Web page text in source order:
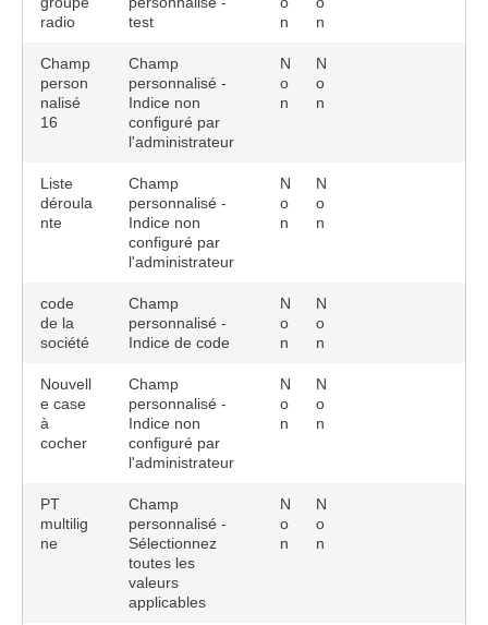
radio
test
n
n
Champ
person
nalisé
16
Champ
personnalisé -
Indice non
configuré par
l'administrateur
N
o
n
N
o
n
Liste
déroula
nte
Champ
personnalisé -
Indice non
configuré par
l'administrateur
N
o
n
N
o
n
code
de la
société
Champ
personnalisé -
Indice de code
N
o
n
N
o
n
Nouvell
e case
à
cocher
Champ
personnalisé -
Indice non
configuré par
l'administrateur
N
o
n
N
o
n
PT
multilig
ne
Champ
personnalisé -
Sélectionnez
toutes les
valeurs
applicables
N
o
n
N
o
n